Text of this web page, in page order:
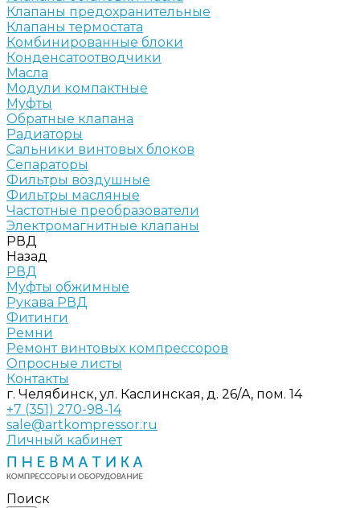
Клапаны предохранительные
Клапаны термостата
Комбинированные блоки
Конденсатоотводчики
Масла
Модули компактные
Муфты
Обратные клапана
Радиаторы
Сальники винтовых блоков
Сепараторы
Фильтры воздушные
Фильтры масляные
Частотные преобразователи
Электромагнитные клапаны
РВД
Назад
РВД
Муфты обжимные
Рукава РВД
Фитинги
Ремни
Ремонт винтовых компрессоров
Опросные листы
Контакты
г. Челябинск, ул. Каслинская, д. 26/А, пом. 14
+7 (351) 270-98-14
sale@artkompressor.ru
Личный кабинет
Поиск